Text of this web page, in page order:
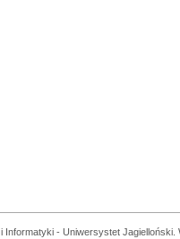
Informatyki - Uniwersystet